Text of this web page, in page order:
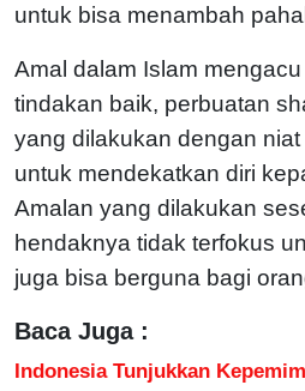
untuk bisa menambah
Amal dalam Islam
tindakan baik, perbuatan
yang dilakukan dengan
untuk mendekatkan diri
Amalan yang dilakukan
hendaknya tidak terfokus
juga bisa berguna bagi
Baca Juga :
Indonesia Tunjukkan